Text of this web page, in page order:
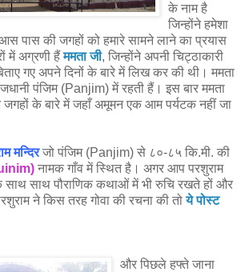
के नाम है
जिन्होंने हमेशा
पास की जगहों को हमारे सामने लाने का प्रयास
में अग्रणी हैंममता जी, जिन्होंने अपनी चिट्ठाकारी
गए अपने दिनों के बारे में लिख कर की थी। ममता
पंजिम (Panjim) में रहती हैं। इस बार ममता
जगहों के बारे में जहाँ अमूमन एक आम पर्यटक नहीं जा
मन्दिर जो पंजिम (Panjim) से ८०-८५ कि.मी. की
नामक गाँव में स्थित है। अगर आप परशुराम
साथ साथ पौराणिक कथाओं में भी रुचि रखते हों और
ने किस तरह गोवा की रचना की तोये पोस्ट
और पिछले हफ्ते जाना